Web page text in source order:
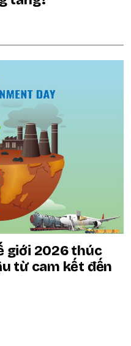
giới 2026 thúc
từ cam kết đến